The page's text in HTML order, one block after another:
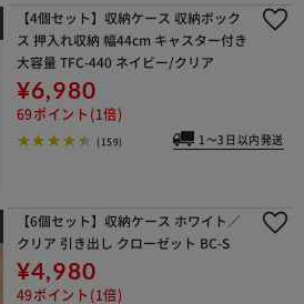
【4個セット】収納ケース 収納ボック
ス 押入れ収納 幅44cm キャスター付き
大容量 TFC-440 ネイビー/クリア
¥6,980
69ポイント(1倍)
(159) 1～3日以内発送
【6個セット】収納ケース ホワイト／
クリア 引き出し クローゼット BC-S
¥4,980
49ポイント(1倍)